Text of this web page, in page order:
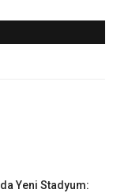
Yeni Stadyum: